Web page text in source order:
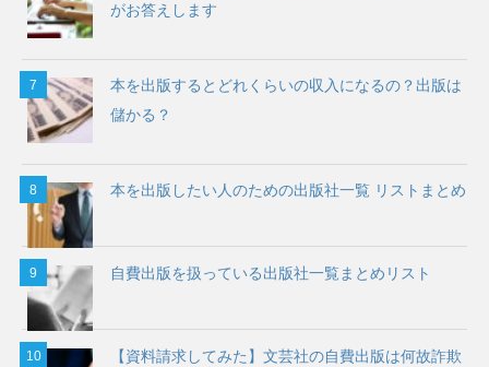
がお答えします
本を出版するとどれくらいの収入になるの？出版は
儲かる？
本を出版したい人のための出版社一覧 リストまとめ
自費出版を扱っている出版社一覧まとめリスト
【資料請求してみた】文芸社の自費出版は何故詐欺